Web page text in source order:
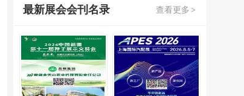
查看更多 >
最新展会会刊名录